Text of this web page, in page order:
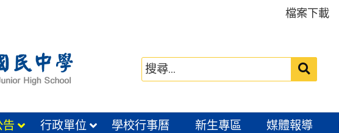
檔案下載
送出
告 行政單位 學校行事曆 新生專區 媒體報導